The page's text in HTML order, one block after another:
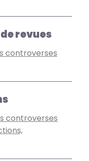
revues
controverses
controverses